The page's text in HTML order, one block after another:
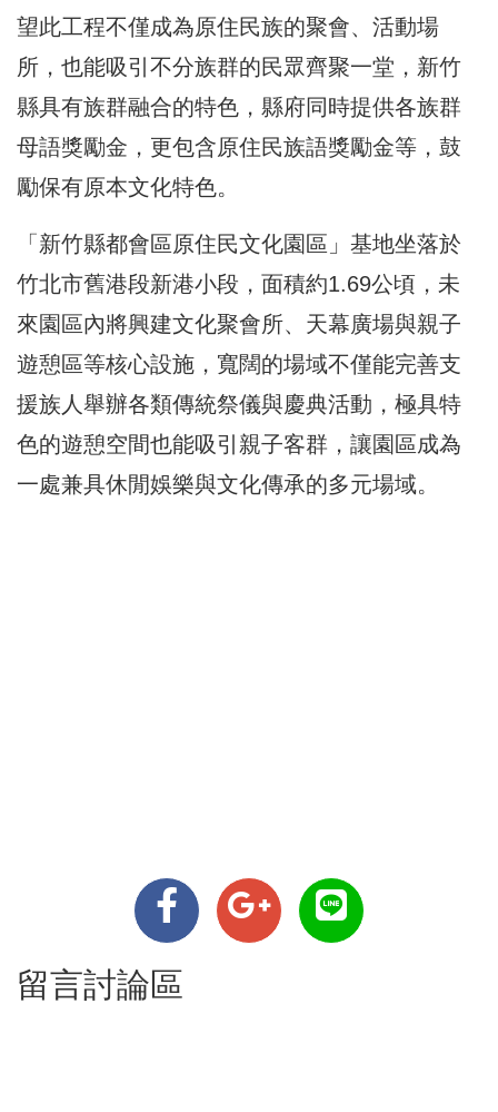
望此工程不僅成為原住民族的聚會、活動場
所，也能吸引不分族群的民眾齊聚一堂，新竹
縣具有族群融合的特色，縣府同時提供各族群
母語獎勵金，更包含原住民族語獎勵金等，鼓
勵保有原本文化特色。
「新竹縣都會區原住民文化園區」基地坐落於
竹北市舊港段新港小段，面積約1.69公頃，未
來園區內將興建文化聚會所、天幕廣場與親子
遊憩區等核心設施，寬闊的場域不僅能完善支
援族人舉辦各類傳統祭儀與慶典活動，極具特
色的遊憩空間也能吸引親子客群，讓園區成為
一處兼具休閒娛樂與文化傳承的多元場域。
留言討論區